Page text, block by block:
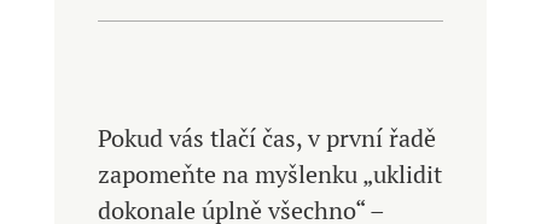
Pokud vás tlačí čas, v první řadě
zapomeňte na myšlenku „uklidit
dokonale úplně všechno“ –